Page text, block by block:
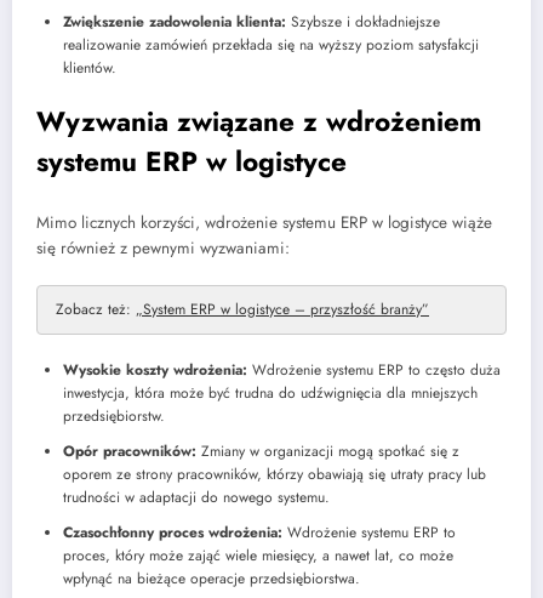
Zwiększenie zadowolenia klienta: Szybsze i dokładniejsze
realizowanie zamówień przekłada się na wyższy poziom satysfakcji
klientów.
Wyzwania związane z wdrożeniem
systemu ERP w logistyce
Mimo licznych korzyści, wdrożenie systemu ERP w logistyce wiąże
się również z pewnymi wyzwaniami:
Zobacz też: „System ERP w logistyce – przyszłość branży”
Wysokie koszty wdrożenia: Wdrożenie systemu ERP to często duża
inwestycja, która może być trudna do udźwignięcia dla mniejszych
przedsiębiorstw.
Opór pracowników: Zmiany w organizacji mogą spotkać się z
oporem ze strony pracowników, którzy obawiają się utraty pracy lub
trudności w adaptacji do nowego systemu.
Czasochłonny proces wdrożenia: Wdrożenie systemu ERP to
proces, który może zająć wiele miesięcy, a nawet lat, co może
wpłynąć na bieżące operacje przedsiębiorstwa.